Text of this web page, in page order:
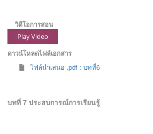
วิดีโอการสอน
Play Video
ดาวน์โหลดไฟล์เอกสาร
ไฟล์นำเสนอ .pdf : บทที่6
บทที่ 7 ประสบการณ์การเรียนรู้